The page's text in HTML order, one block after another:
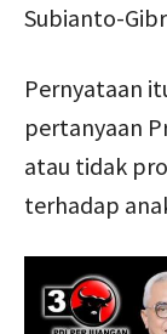
Subianto-
Pernyataan
pertanyaan
atau tidak
terhadap